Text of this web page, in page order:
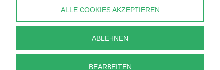
info@perlenpresse.de
Vertrag widerrufen
ALLE COOKIES AKZEPTIEREN
ABLEHNEN
BEARBEITEN